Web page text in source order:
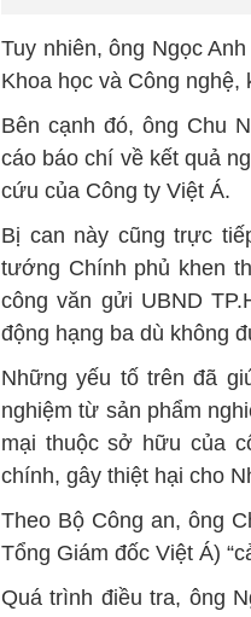
Tuy nhiên, ông Ngọc
Khoa học và Công
Bên cạnh đó, ông Chu
cáo báo chí về kết quả
cứu của Công ty Việt Á.
Bị can này cũng trực
tướng Chính phủ khen
công văn gửi UBND
động hạng ba dù không
Những yếu tố trên đã
nghiệm từ sản phẩm
mại thuộc sở hữu của
chính, gây thiệt hại cho
Theo Bộ Công an, ông
Tổng Giám đốc Việt Á)
Quá trình điều tra, ông